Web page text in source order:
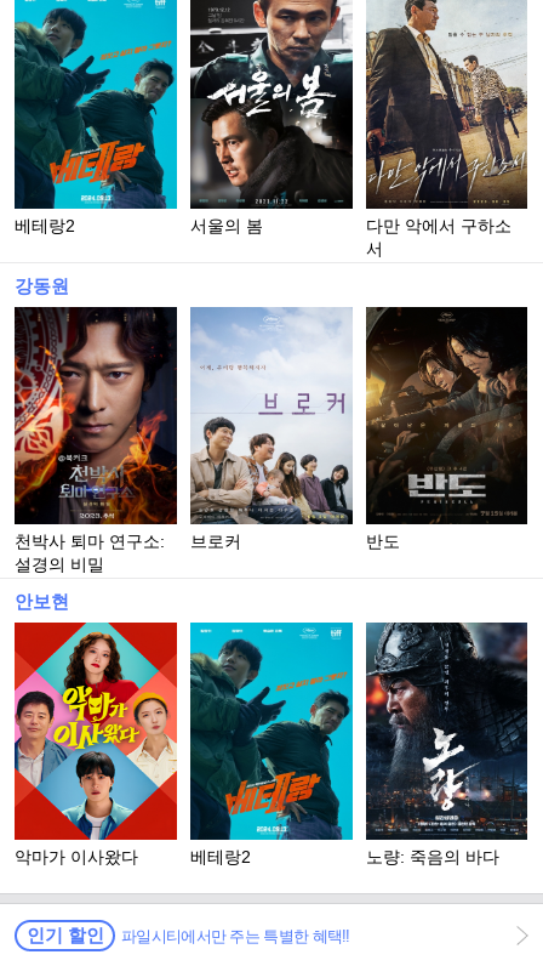
베테랑2 서울의 봄
다만 악에서 구하소
서
강동원
천박사 퇴마 연구소:
설경의 비밀
브로커 반도
안보현
악마가 이사왔다 베테랑2 노량: 죽음의 바다
인기 할인 파일시티에서만 주는 특별한 혜택!!